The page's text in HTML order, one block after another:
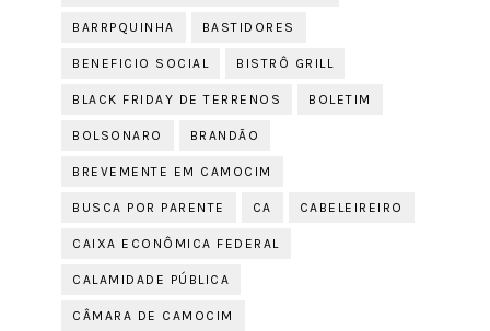
BARRPQUINHA BASTIDORES
BENEFICIO SOCIAL BISTRÔ GRILL
BLACK FRIDAY DE TERRENOS BOLETIM
BOLSONARO BRANDÃO
BREVEMENTE EM CAMOCIM
BUSCA POR PARENTE CA CABELEIREIRO
CAIXA ECONÔMICA FEDERAL
CALAMIDADE PÚBLICA
CÂMARA DE CAMOCIM